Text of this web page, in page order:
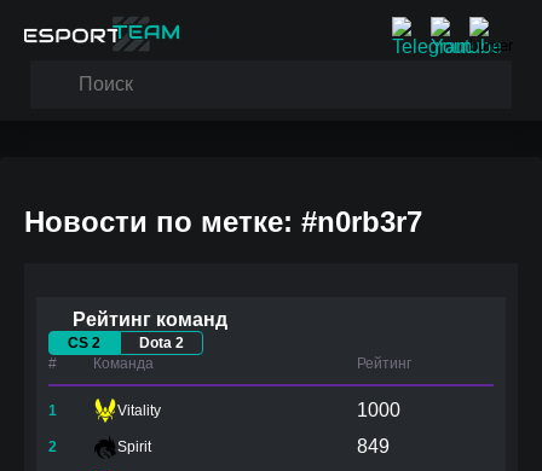
Новости по метке: #n0rb3r7
Рейтинг команд
CS 2
Dota 2
#
Команда Рейтинг
1 Vitality 1000
2 Spirit 849